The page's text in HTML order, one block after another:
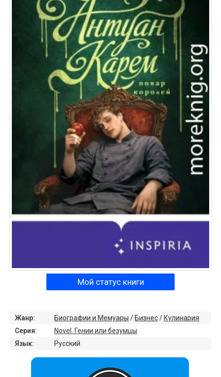
Мой статус книги
Жанр: Биографии и Мемуары /Бизнес/Кулинария
Серия:
Novel. Гении или безумцы
Язык:
Русский